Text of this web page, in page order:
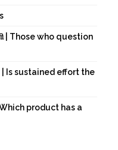
| Those who question
| Is sustained effort the
product has a